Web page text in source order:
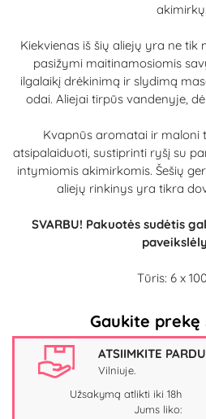
akimirkų.
Kiekvienas iš šių aliejų yra ne
pasižymi maitinamosiomis
ilgalaikį drėkinimą ir slydimą
odai. Aliejai tirpūs vandenyje,
Kvapnūs aromatai ir maloni
atsipalaiduoti, sustiprinti ryšį su
intymiomis akimirkomis. Šešių
aliejų rinkinys yra tikra
SVARBU! Pakuotės sudėtis
Tūris: 6 x
Gaukite prekę
ATSIIMKITE
Vilniuje.
Užsakymą atlikti iki 18h
Jums liko: